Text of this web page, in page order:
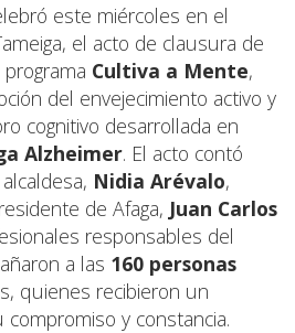
este miércoles en el
el acto de clausura de
Cultiva a Mente,
del envejecimiento activo y
cognitivo desarrollada en
Alzheimer. El acto contó
Nidia Arévalo,
de Afaga, Juan Carlos
responsables del
a las 160 personas
quienes recibieron un
y constancia.